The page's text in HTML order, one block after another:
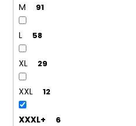
M 91
L 58
XL 29
XXL 12
XXXL+ 6